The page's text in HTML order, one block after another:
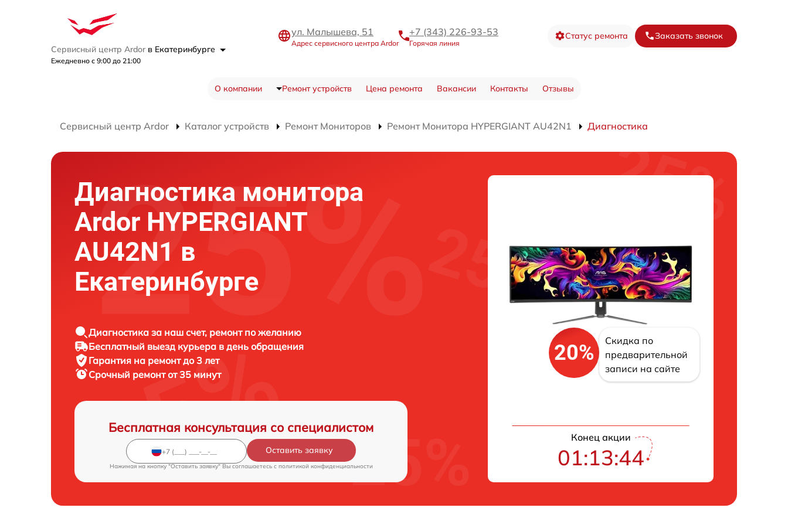
Сервисный центр Ardor в Екатеринбурге
Ежедневно с 9:00 до 21:00
ул. Малышева, 51
Адрес сервисного центра Ardor
+7 (343) 226-93-53
Горячая линия
Статус ремонта Заказать звонок
О компании Ремонт устройств Цена ремонта Вакансии Контакты Отзывы
Сервисный центр Ardor Каталог устройств Ремонт Мониторов Ремонт Монитора HYPERGIANT AU42N1 Диагностика
Диагностика монитора
Ardor HYPERGIANT
AU42N1 в
Екатеринбурге
Диагностика за наш счет, ремонт по желанию
Бесплатный выезд курьера в день обращения
Гарантия на ремонт до 3 лет
Срочный ремонт от 35 минут
Бесплатная консультация со специалистом
Оставить заявку
Нажимая на кнопку "Оставить заявку" Вы соглашаетесь c политикой конфиденциальности
20%
Скидка по
предварительной
записи на сайте
Конец акции
01:13:43